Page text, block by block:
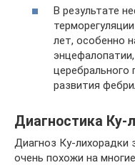
В результате
лет, особенно
церебрального
развития
Диагностика Ку-
Диагноз Ку-лихорадки
очень похожи на